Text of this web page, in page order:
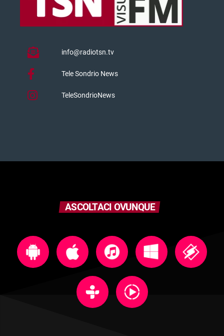
info@radiotsn.tv
Tele Sondrio News
TeleSondrioNews
ASCOLTACI OVUNQUE